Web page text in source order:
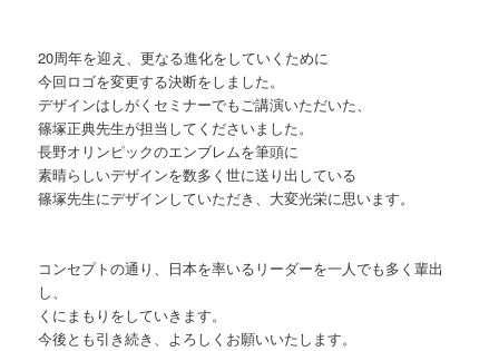
20周年を迎え、更なる進化をしていくために
今回ロゴを変更する決断をしました。
デザインはしがくセミナーでもご講演いただいた、
篠塚正典先生が担当してくださいました。
長野オリンピックのエンブレムを筆頭に
素晴らしいデザインを数多く世に送り出している
篠塚先生にデザインしていただき、大変光栄に思います。
コンセプトの通り、日本を率いるリーダーを一人でも多く輩出
し、
くにまもりをしていきます。
今後とも引き続き、よろしくお願いいたします。